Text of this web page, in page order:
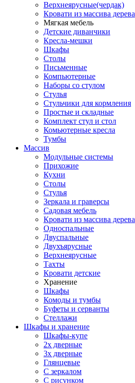
Верхнеярусные(чердак)
Кровати из массива дерева
Мягкая мебель
Детские диванчики
Кресла-мешки
Шкафы
Столы
Письменные
Компьютерные
Наборы со стулом
Стулья
Стульчики для кормления
Простые и складные
Комплект стул и стол
Комьютерные кресла
Тумбы
Массив
Модульные системы
Прихожие
Кухни
Столы
Стулья
Зеркала и граверсы
Садовая мебель
Кровати из массива дерева
Односпальные
Двуспальные
Двухъярусные
Верхнеярусные
Тахты
Кровати детские
Хранение
Шкафы
Комоды и тумбы
Буфеты и серванты
Стеллажи
Шкафы и хранение
Шкафы-купе
2х дверные
3х дверные
Глянцевые
С зеркалом
С рисунком